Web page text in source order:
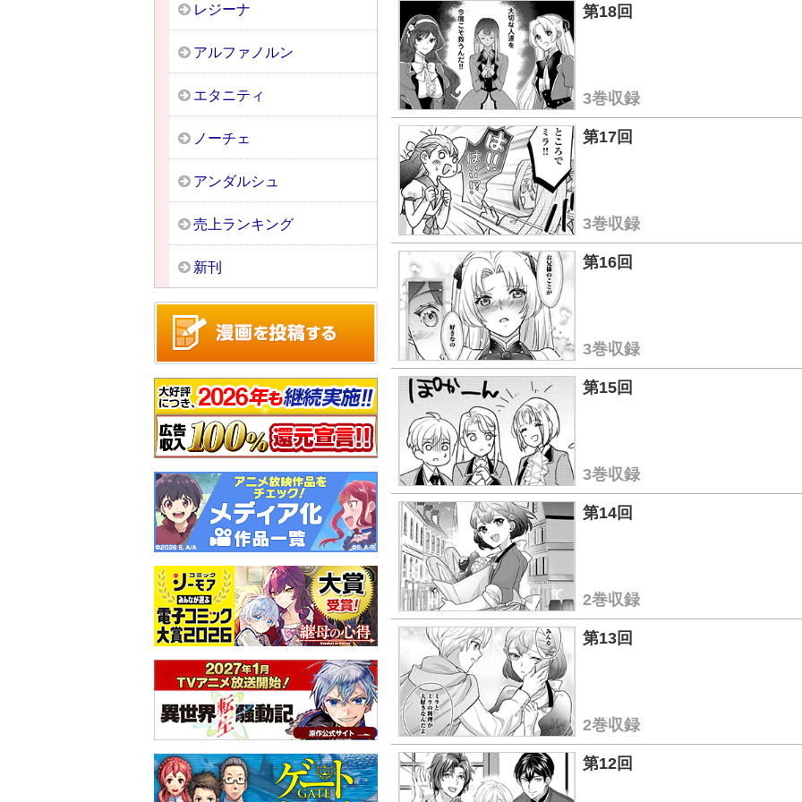
第18回
3巻収録
第17回
3巻収録
第16回
3巻収録
第15回
3巻収録
第14回
2巻収録
第13回
2巻収録
第12回
レジーナ
アルファノルン
エタニティ
ノーチェ
アンダルシュ
売上ランキング
新刊